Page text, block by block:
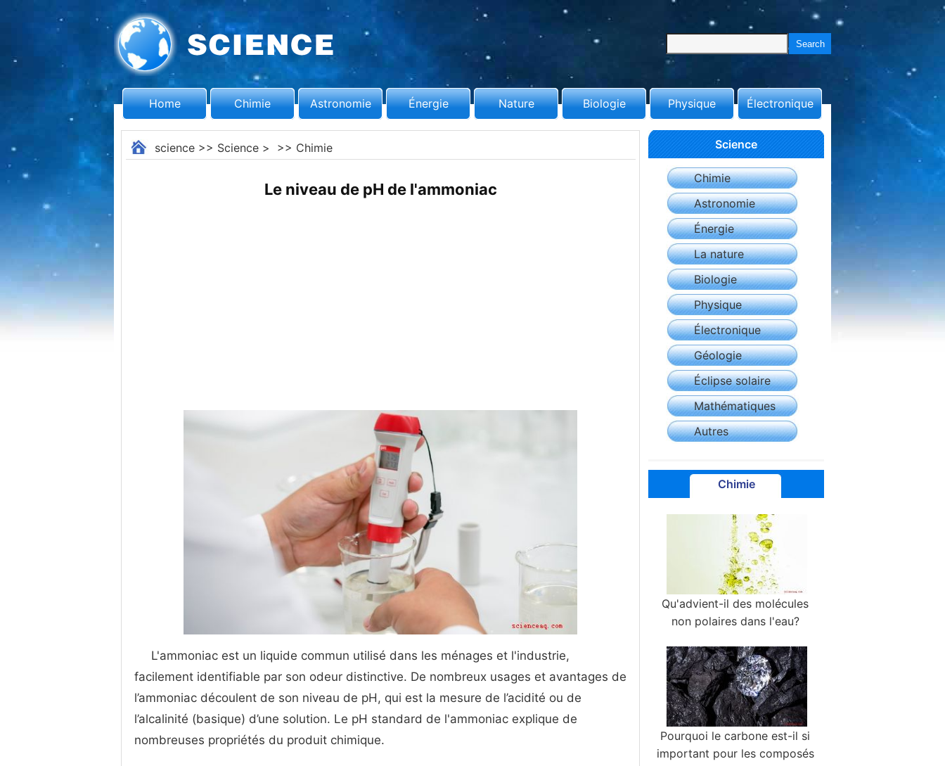
Home Chimie Astronomie Énergie Nature Biologie Physique Électronique
science>> Science> >> Chimie
Le niveau de pH de l'ammoniac
L'ammoniac est un liquide commun utilisé dans les ménages et l'industrie,
facilement identifiable par son odeur distinctive. De nombreux usages et avantages de
l’ammoniac découlent de son niveau de pH, qui est la mesure de l’acidité ou de
l’alcalinité (basique) d’une solution. Le pH standard de l'ammoniac explique de
nombreuses propriétés du produit chimique.
Science
Chimie
Astronomie
Énergie
La nature
Biologie
Physique
Électronique
Géologie
Éclipse solaire
Mathématiques
Autres
Chimie
Qu'advient-il des molécules
non polaires dans l'eau?
Pourquoi le carbone est-il si
important pour les composés